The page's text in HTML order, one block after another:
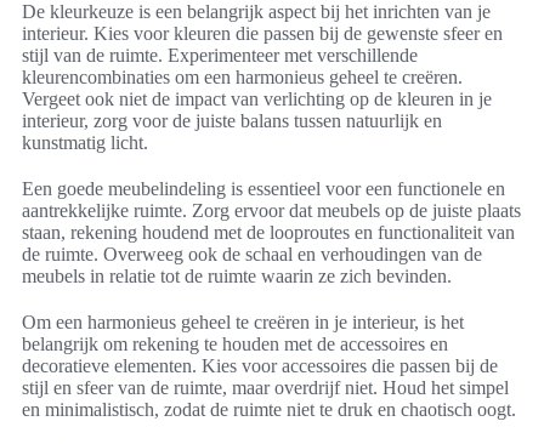
De kleurkeuze is een belangrijk aspect bij het inrichten van je
interieur. Kies voor kleuren die passen bij de gewenste sfeer en
stijl van de ruimte. Experimenteer met verschillende
kleurencombinaties om een harmonieus geheel te creëren.
Vergeet ook niet de impact van verlichting op de kleuren in je
interieur, zorg voor de juiste balans tussen natuurlijk en
kunstmatig licht.
Een goede meubelindeling is essentieel voor een functionele en
aantrekkelijke ruimte. Zorg ervoor dat meubels op de juiste plaats
staan, rekening houdend met de looproutes en functionaliteit van
de ruimte. Overweeg ook de schaal en verhoudingen van de
meubels in relatie tot de ruimte waarin ze zich bevinden.
Om een harmonieus geheel te creëren in je interieur, is het
belangrijk om rekening te houden met de accessoires en
decoratieve elementen. Kies voor accessoires die passen bij de
stijl en sfeer van de ruimte, maar overdrijf niet. Houd het simpel
en minimalistisch, zodat de ruimte niet te druk en chaotisch oogt.